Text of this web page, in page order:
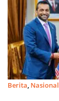
Berita, Nasional